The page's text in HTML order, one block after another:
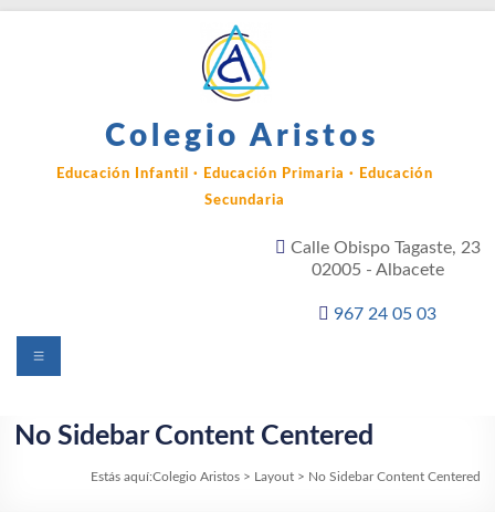
Colegio Aristos
Educación Infantil · Educación Primaria · Educación
Secundaria
Calle Obispo Tagaste, 23
02005 - Albacete
967 24 05 03
Menú
No Sidebar Content Centered
Estás aquí:Colegio Aristos> Layout> No Sidebar Content Centered